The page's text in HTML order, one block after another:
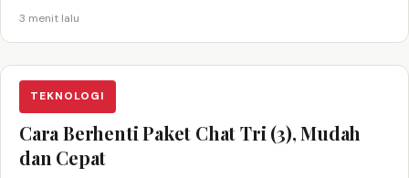
3 menit lalu
TEKNOLOGI
Cara Berhenti Paket Chat Tri (3), Mudah
dan Cepat